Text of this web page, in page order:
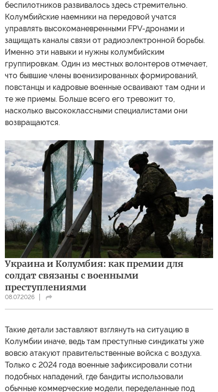
беспилотников развивалось здесь стремительно.
Колумбийские наемники на передовой учатся
управлять высокоманевренными FPV-дронами и
защищать каналы связи от радиоэлектронной борьбы.
Именно эти навыки и нужны колумбийским
группировкам. Один из местных волонтеров отмечает,
что бывшие члены военизированных формирований,
повстанцы и кадровые военные осваивают там одни и
те же приемы. Больше всего его тревожит то,
насколько высококлассными специалистами они
возвращаются.
Украина и Колумбия: как премии для
солдат связаны с военными
преступлениями
08.07.2026
Такие детали заставляют взглянуть на ситуацию в
Колумбии иначе, ведь там преступные синдикаты уже
вовсю атакуют правительственные войска с воздуха.
Только с 2024 года военные зафиксировали сотни
подобных нападений, где бандиты использовали
обычные коммерческие модели, переделанные под